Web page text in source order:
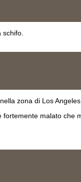
zona di Los
fortemente malato che